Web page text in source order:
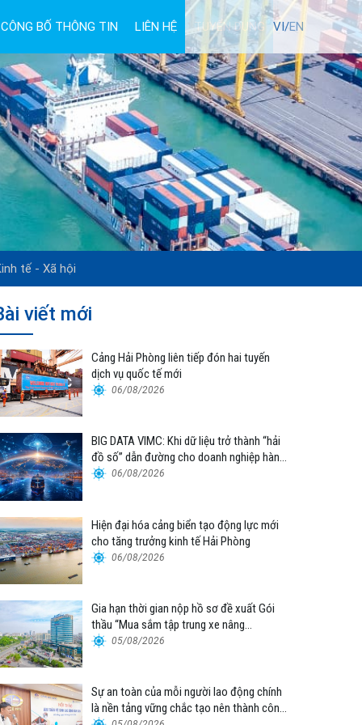
CÔNG BỐ THÔNG TIN LIÊN HỆ TUYỂN DỤNG VI/EN
tế - Xã hội
viết mới
Cảng Hải Phòng liên tiếp đón hai tuyến
dịch vụ quốc tế mới
06/08/2026
BIG DATA VIMC: Khi dữ liệu trở thành “hải
đồ số” dẫn đường cho doanh nghiệp hàng
hải 06/08/2026
Hiện đại hóa cảng biển tạo động lực mới
cho tăng trưởng kinh tế Hải Phòng
06/08/2026
Gia hạn thời gian nộp hồ sơ đề xuất Gói
thầu “Mua sắm tập trung xe nâng
container thuộc Tổng công ty Hàng hải
05/08/2026
Sự an toàn của mỗi người lao động chính
là nền tảng vững chắc tạo nên thành công